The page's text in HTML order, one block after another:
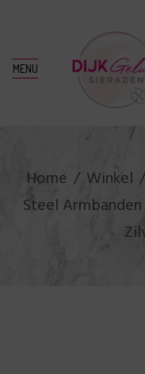
MENU
Home Winkel
Steel Armbanden